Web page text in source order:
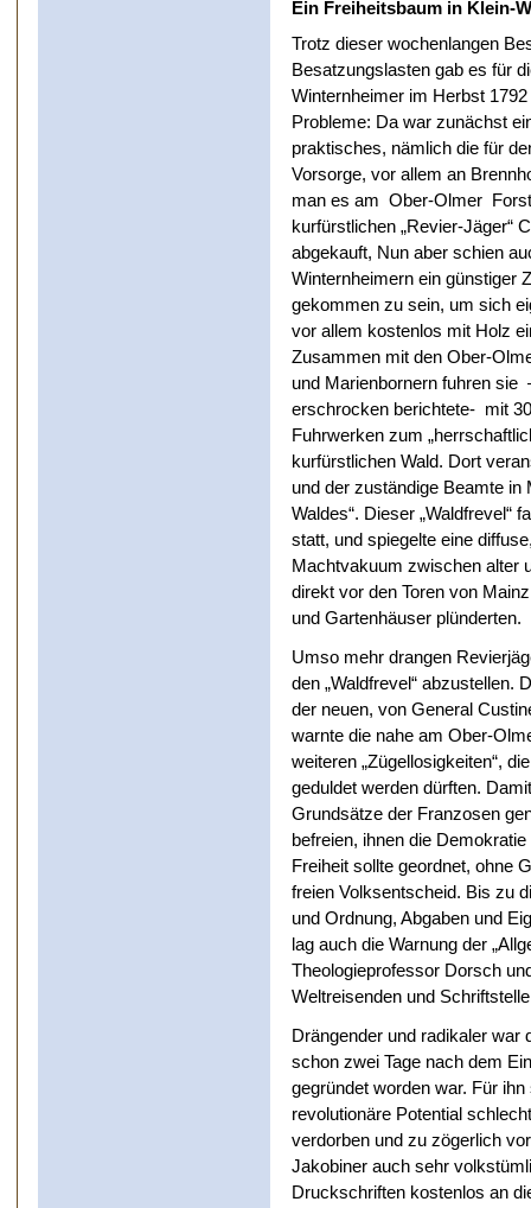
Ein Freiheitsbaum in Klein-
Trotz dieser wochenlangen
Besatzungslasten gab es für
Winternheimer im Herbst
Probleme: Da war zunächst
praktisches, nämlich die für
Vorsorge, vor allem an
man es am Ober-Olmer
kurfürstlichen „Revier-Jäger“
abgekauft, Nun aber schien
Winternheimern ein günstiger
gekommen zu sein, um sich
vor allem kostenlos mit Holz
Zusammen mit den Ober-
und Marienbornern fuhren sie
erschrocken berichtete- mit
Fuhrwerken zum
kurfürstlichen Wald. Dort
und der zuständige Beamte in
Waldes“. Dieser „Waldfrevel“
statt, und spiegelte eine
Machtvakuum zwischen alter
direkt vor den Toren von
und Gartenhäuser plünderten.
Umso mehr drangen
den „Waldfrevel“ abzustellen.
der neuen, von General
warnte die nahe am Ober-
weiteren „Zügellosigkeiten“,
geduldet werden dürften.
Grundsätze der Franzosen
befreien, ihnen die
Freiheit sollte geordnet, ohne
freien Volksentscheid. Bis zu
und Ordnung, Abgaben und
lag auch die Warnung der
Theologieprofessor Dorsch
Weltreisenden und
Drängender und radikaler
schon zwei Tage nach dem
gegründet worden war. Für
revolutionäre Potential
verdorben und zu zögerlich
Jakobiner auch sehr
Druckschriften kostenlos an